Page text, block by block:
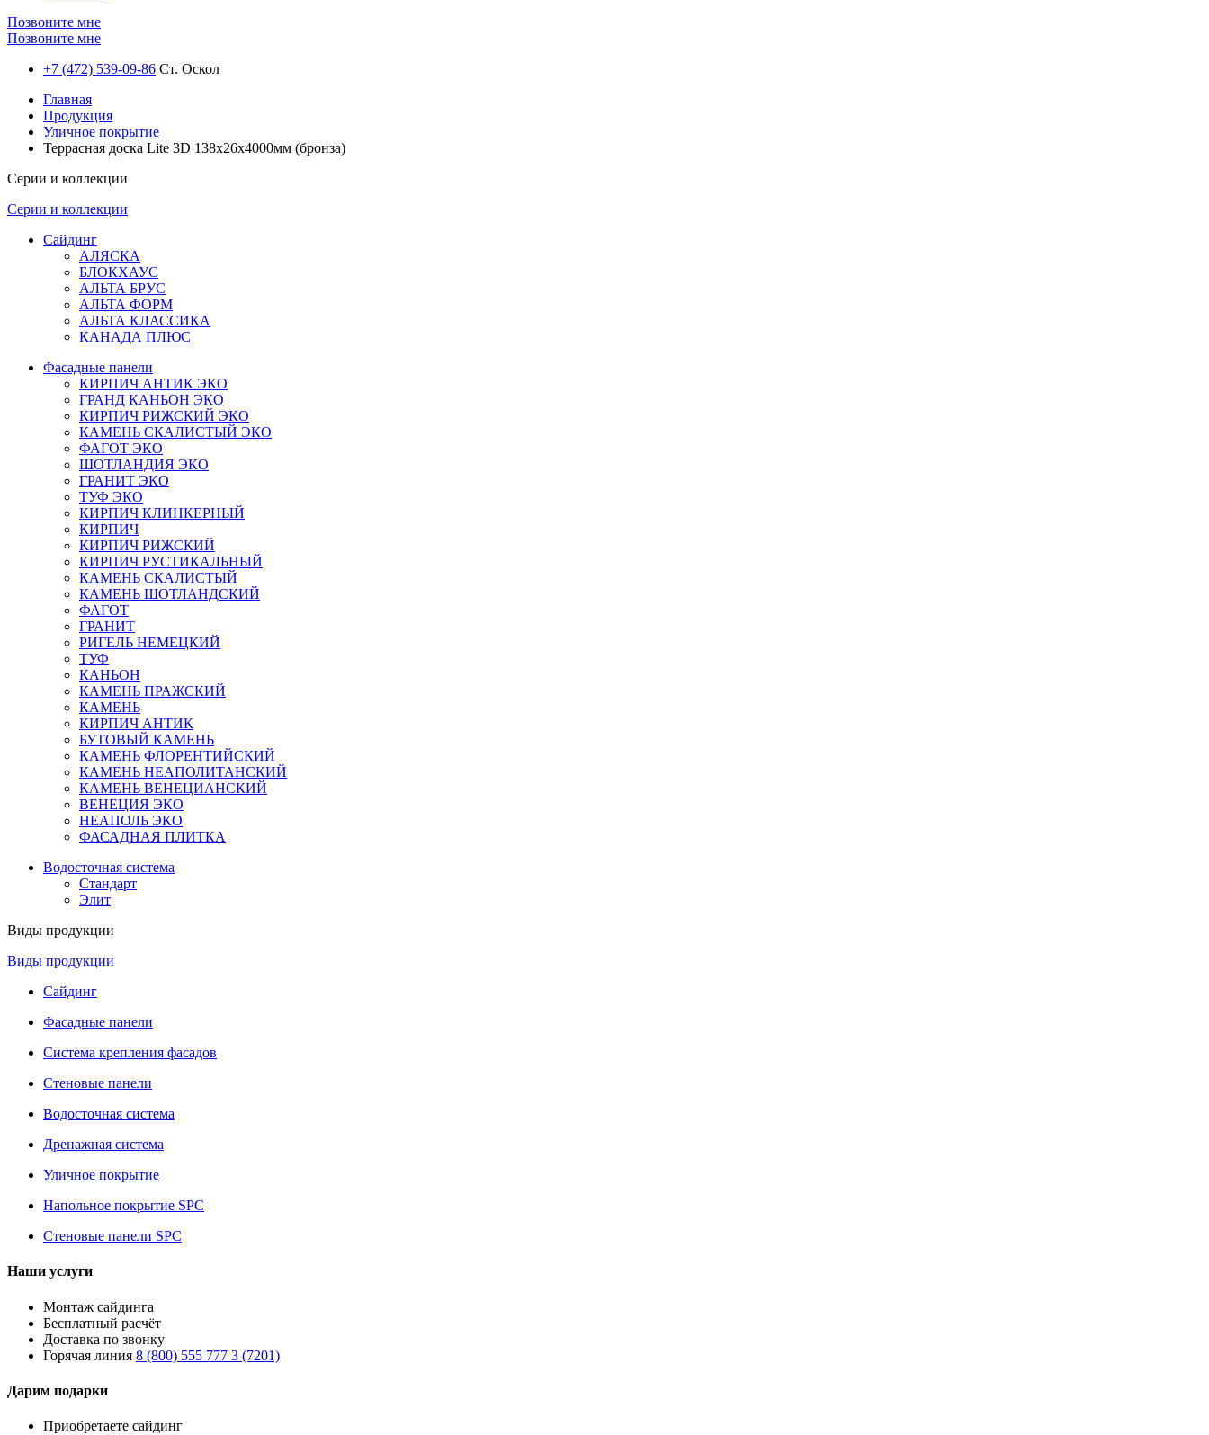
Позвоните мне
Позвоните мне
+7 (472) 539-09-86 Ст. Оскол
Главная
Продукция
Уличное покрытие
Террасная доска Lite 3D 138х26х4000мм (бронза)
Серии и коллекции
Серии и коллекции
Сайдинг
АЛЯСКА
БЛОКХАУС
АЛЬТА БРУС
АЛЬТА ФОРМ
АЛЬТА КЛАССИКА
КАНАДА ПЛЮС
Фасадные панели
КИРПИЧ АНТИК ЭКО
ГРАНД КАНЬОН ЭКО
КИРПИЧ РИЖСКИЙ ЭКО
КАМЕНЬ СКАЛИСТЫЙ ЭКО
ФАГОТ ЭКО
ШОТЛАНДИЯ ЭКО
ГРАНИТ ЭКО
ТУФ ЭКО
КИРПИЧ КЛИНКЕРНЫЙ
КИРПИЧ
КИРПИЧ РИЖСКИЙ
КИРПИЧ РУСТИКАЛЬНЫЙ
КАМЕНЬ СКАЛИСТЫЙ
КАМЕНЬ ШОТЛАНДСКИЙ
ФАГОТ
ГРАНИТ
РИГЕЛЬ НЕМЕЦКИЙ
ТУФ
КАНЬОН
КАМЕНЬ ПРАЖСКИЙ
КАМЕНЬ
КИРПИЧ АНТИК
БУТОВЫЙ КАМЕНЬ
КАМЕНЬ ФЛОРЕНТИЙСКИЙ
КАМЕНЬ НЕАПОЛИТАНСКИЙ
КАМЕНЬ ВЕНЕЦИАНСКИЙ
ВЕНЕЦИЯ ЭКО
НЕАПОЛЬ ЭКО
ФАСАДНАЯ ПЛИТКА
Водосточная система
Стандарт
Элит
Виды продукции
Виды продукции
Сайдинг
Фасадные панели
Система крепления фасадов
Стеновые панели
Водосточная система
Дренажная система
Уличное покрытие
Напольное покрытие SPC
Стеновые панели SPC
Наши услуги
Монтаж сайдинга
Бесплатный расчёт
Доставка по звонку
Горячая линия 8 (800) 555 777 3 (7201)
Дарим подарки
Приобретаете сайдинг